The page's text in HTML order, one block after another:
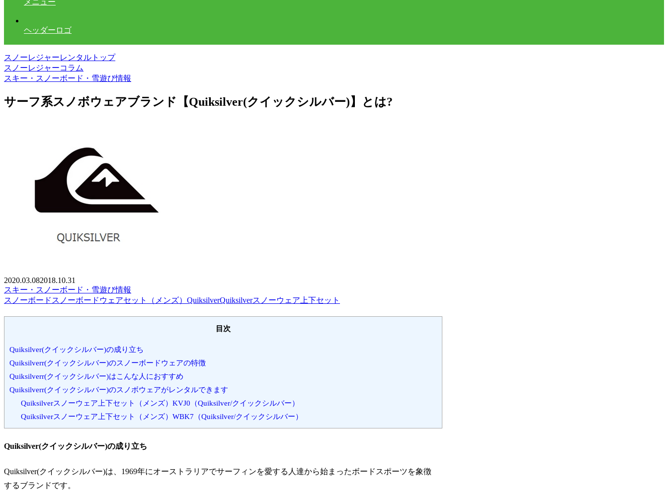
メニュー
ヘッダーロゴ
スノーレジャーレンタルトップ
スノーレジャーコラム
スキー・スノーボード・雪遊び情報
サーフ系スノボウェアブランド【Quiksilver(クイックシルバー)】とは?
2020.03.082018.10.31
スキー・スノーボード・雪遊び情報
スノーボード スノーボードウェアセット（メンズ） QuiksilverQuiksilverスノーウェア上下セット
目次
Quiksilver(クイックシルバー)の成り立ち
Quiksilverr(クイックシルバー)のスノーボードウェアの特徴
Quiksilverr(クイックシルバー)はこんな人におすすめ
Quiksilverr(クイックシルバー)のスノボウェアがレンタルできます
Quiksilverスノーウェア上下セット（メンズ）KVJ0（Quiksilver/クイックシルバー）
Quiksilverスノーウェア上下セット（メンズ）WBK7（Quiksilver/クイックシルバー）
Quiksilver(クイックシルバー)の成り立ち
Quiksilver(クイックシルバー)は、1969年にオーストラリアでサーフィンを愛する人達から始まったボードスポーツを象徴
するブランドです。